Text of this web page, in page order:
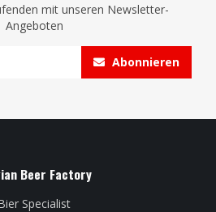
mit unseren Newsletter-
Angeboten
Abonnieren
Beer Factory
Specialist